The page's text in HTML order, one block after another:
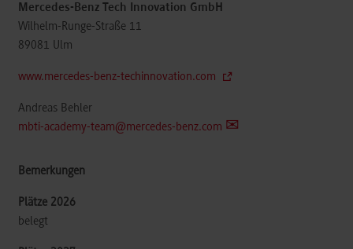
Mercedes-Benz Tech Innovation GmbH
Wilhelm-Runge-Straße 11
89081 Ulm
www.mercedes-benz-techinnovation.com
Andreas Behler
mbti-academy-team@mercedes-benz.com
belegt